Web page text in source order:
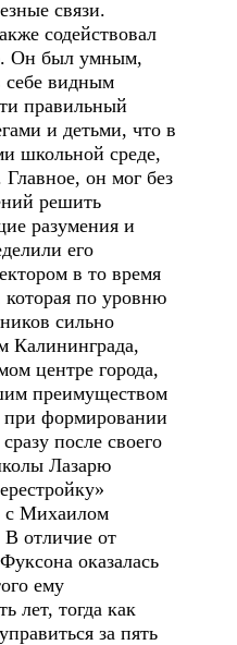
связи.
содействовал
Он был умным,
себе видным
правильный
и детьми, что в
школьной среде,
он мог без
решить
разумения и
его
в то время
по уровню
сильно
Калининграда,
центре города,
преимуществом
при формировании
после своего
Лазарю
с Михаилом
В отличие от
оказалась
ему
лет, тогда как
за пять